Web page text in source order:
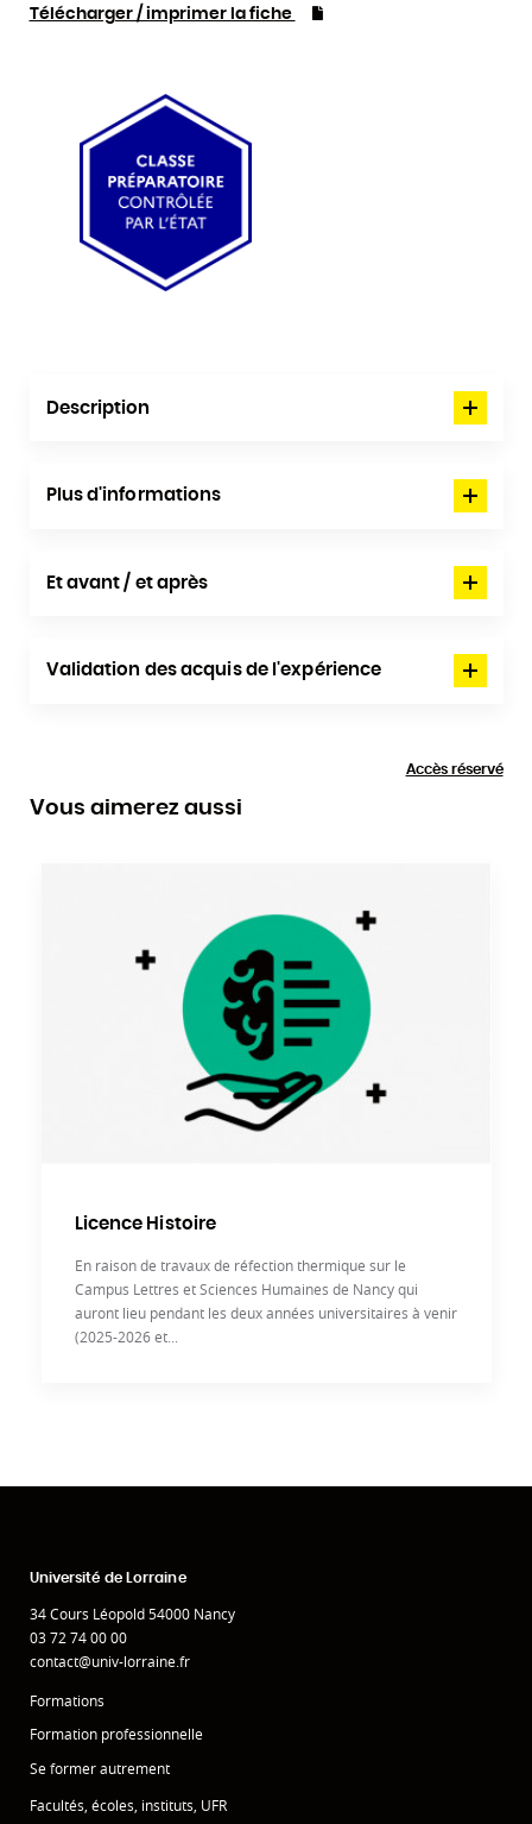
Télécharger / imprimer la fiche
Description
Plus d'informations
Et avant / et après
Validation des acquis de l'expérience
Accès réservé
Vous aimerez aussi
Licence Histoire
En raison de travaux de réfection thermique sur le
Campus Lettres et Sciences Humaines de Nancy qui
auront lieu pendant les deux années universitaires à venir
(2025-2026 et...
Université de Lorraine
34 Cours Léopold 54000 Nancy
03 72 74 00 00
contact@univ-lorraine.fr
Formations
Formation professionnelle
Se former autrement
Facultés, écoles, instituts, UFR